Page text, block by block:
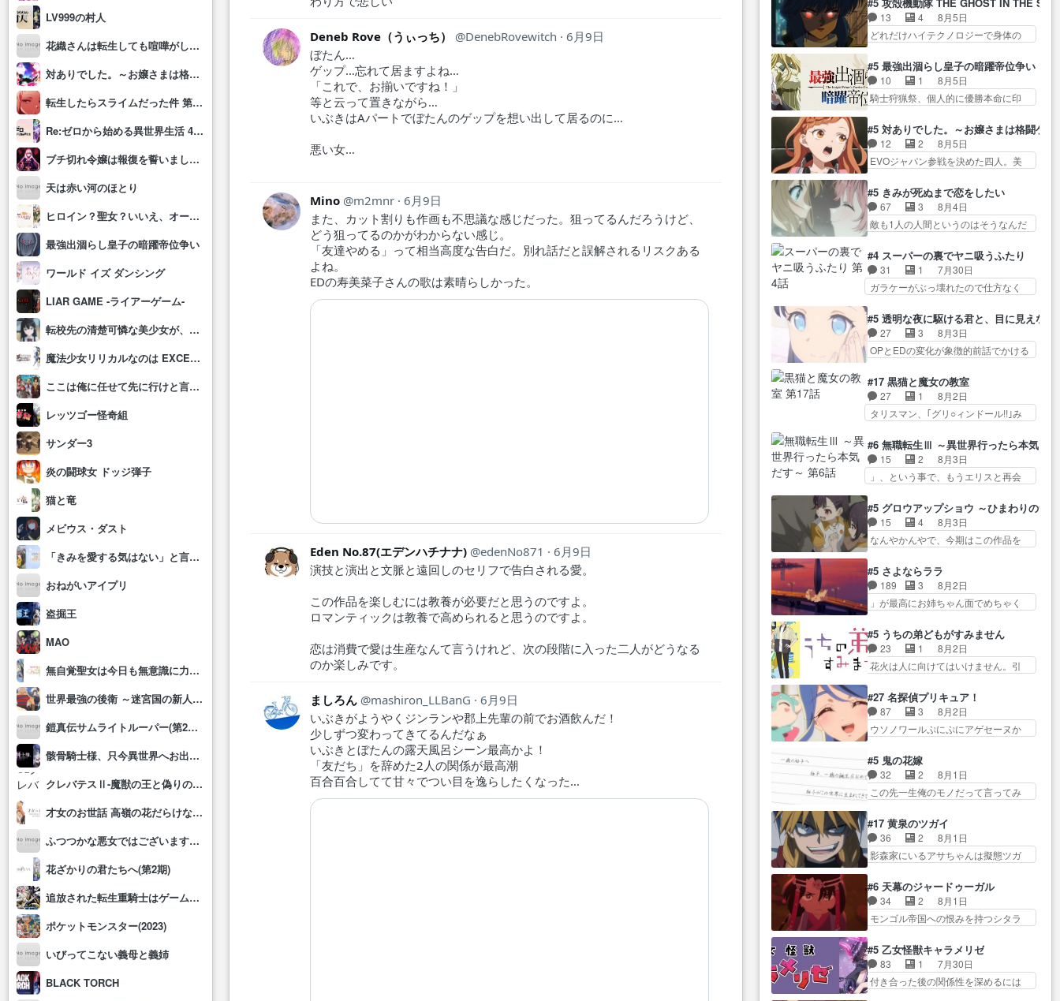
LV999の村人
花織さんは転生しても喧嘩がしたい
対ありでした。～お嬢さまは格闘ゲームなんてしない～
転生したらスライムだった件 第4期
Re:ゼロから始める異世界生活 4th season
ブチ切れ令嬢は報復を誓いました。 ～魔導書の力で祖国を叩き潰します～
天は赤い河のほとり
ヒロイン？聖女？いいえ、オールワークスメイドです(誇)！
最強出涸らし皇子の暗躍帝位争い
ワールド イズ ダンシング
LIAR GAME -ライアーゲーム-
転校先の清楚可憐な美少女が、昔男子と思って一緒に遊んだ幼馴染だった件
魔法少女リリカルなのは EXCEEDS Gun Blaze Vengeance
ここは俺に任せて先に行けと言ってから10年がたったら伝説になっていた。
レッツゴー怪奇組
サンダー3
炎の闘球女 ドッジ弾子
猫と竜
メビウス・ダスト
「きみを愛する気はない」と言った次期公爵様がなぜか溺愛してきます
おねがいアイプリ
盗掘王
MAO
無自覚聖女は今日も無意識に力を垂れ流す
世界最強の後衛 ～迷宮国の新人探索者～
鎧真伝サムライトルーパー(第2クール)
骸骨騎士様、只今異世界へお出掛け中Ⅱ
クレバテスⅡ-魔獣の王と偽りの勇者伝承-
才女のお世話 高嶺の花だらけな名門校で、学院一のお嬢様(生活能力皆無)を陰ながらお世話することになりました
ふつつかな悪女ではございますが～雛宮蝶鼠とりかえ伝～
花ざかりの君たちへ(第2期)
追放された転生重騎士はゲーム知識で無双する
ポケットモンスター(2023)
いびってこない義母と義姉
BLACK TORCH
Deneb Rove（うぃっち） DenebRovewitch
6月9日
ぼたん…
ゲップ…忘れて居ますよね…
「これで、お揃いですね！」
等と云って置きながら…
いぶきはAパートでぼたんのゲップを想い出して居るのに…
悪い女…
Mino m2mnr
6月9日
また、カット割りも作画も不思議な感じだった。狙ってるんだろうけど、
どう狙ってるのかがわからない感じ。
「友達やめる」って相当高度な告白だ。別れ話だと誤解されるリスクある
よね。
EDの寿美菜子さんの歌は素晴らしかった。
Eden No.87(エデンハチナナ) edenNo871
6月9日
演技と演出と文脈と遠回しのセリフで告白される愛。
この作品を楽しむには教養が必要だと思うのですよ。
ロマンティックは教養で高められると思うのですよ。
恋は消費で愛は生産なんて言うけれど、次の段階に入った二人がどうなる
のか楽しみです。
ましろん mashiron_LLBanG
6月9日
いぶきがようやくジンランや郡上先輩の前でお酒飲んだ！
少しずつ変わってきてるんだなぁ
いぶきとぼたんの露天風呂シーン最高かよ！
「友だち」を辞めた2人の関係が最高潮
百合百合してて甘々でつい目を逸らしたくなった…
に乗り込む事を同… 世もや替え
が利くと復活Pとは？！もう来週…
り… 先生としてのベリルが好き
だけど、今回みた… 4人だけでサ
ーベルボアを狩りに行く。野
が暴れてると聞い… ちょっと年
齢の事を言いすぎとゆーか言い
訳… ベリルの母もやはり只者じ
ゃなかったかベリ…
ーアの唯一の手駒が強すぎる笑あ
お… 私にとって完全にご褒美回
ゼー様の葉巻シー… やはりター
が… “貧乏籤百連無料ガチャ”100
連でも1回… 2期入ってから地味
だよね。ただでさえ幼女… 「餌
葉に… ゼートゥーア左遷によっ
て参謀本部の連携が… 緊張感あ
る戦闘描写とギャグ今週の『有能
な…
13 4
8月5日
どれだけハイテクノロジーで身体の
なるかと思った回想シー… フチ
コマだいぶ理性持ち始めた。この世
界の… 原作読んだのもう何年も
前なのに、覚えてる… コイルの
導… やまとん1号はどこの部分で
使うのだろう？… 日本とロシア
が絡む政治の話かつ色々な用
しまし… 前回同様『イノセン
ス』を含む押井・神山版… 第５
話「EPISODEラストの母親の気持…
#5 最強出涸らし皇子の暗躍帝位争い
10 1
8月5日
騎士狩猟祭、個人的に優勝本命に印
のが面倒な時は古代魔法… エル
ナがチートすぎる笑アルは最初から
自分… プラネット・ウィズ展開
アツいな「騎士狩猟… 麦茶どこ
ぐ… 第５話をABEMAで視聴しま
した。視聴に… 復讐に燃える吸
血鬼兄弟の弟ですいいキャラ…
皇帝… ウサギ好きそうな王女殿
下がかわいい。幼馴… ついに始
まった狩猟祭。エルナの活躍で上
位…
#5 対ありでした。～お嬢さまは格闘ゲ
12 2
8月5日
EVOジャパン参戦を決めた四人。美
いと思ってた(無くて… 見た目は
気品溢れてるのに中身は…美緒マ
マ… テーマ：格ゲー大会に行く
には？感想は、美… 大会を前に
本… 東京で開催される格ゲー大
会に参加すること… Japanに向け
て外泊届にサインをもらっ… 長
よ… 旅の支度全部やってくれる
先輩、なんだかん… 第５話をｄ
アニメストアで視聴しました。視…
#5 きみが死ぬまで恋をしたい
67 3
8月4日
敵も1人の人間というのはそうなんだ
どういう意味だろうな… ミミを
人間に戻して欲しいでも自分達が代
わ… ご視聴ありがとうございま
した見るたびに切… 誰かと思っ
方… 第５話感想：コ□した相手に
も家族や…､戦… つらい回だ……
つらすぎる……。エスタ先輩…
の関係… 確かに相手にも家族や
大切な人はいるけど、… 白シャ
ツが作業着みたいなもんなんですか
ね…
#4 スーパーの裏でヤニ吸うふたり
31 1
7月30日
ガラケーがぶっ壊れたので仕方なく
年くらいに思ってたけど… やは
り出オチ感が否めず、エピソードの
打率… 田山さんが佐々木さんに
沼っていく…こんな… 佐々木さ
じ… 佐々木がガラケーからスマ
ホに変えるって、… もうドラマ
版孤独のグルメファンコンテン
佐々木さんの優しさ… 先行で見
た時より2人のやり取りに癒しを
感… ABEMA版の7〜8話佐々木が
実年齢以上…
#5 透明な夜に駆ける君と、目に見えない
27 3
8月3日
OPとEDの変化が象徴的前話でかける
った世界。どんな女… そうか、
こんな風に見えてるのかぁ。かけ
る… 完全な両片思いになりまし
たねぇ…OPとE… 余計な物は描
ん… 光も感じない完全な盲目な
んやね…おめかし… 母役に能登
さんって禁じ手使ってきたー！
て良かった本当… 股に海豚を挟
み水上バスでの会話を反芻…
恋… OPEDとも無人バージョンか
ら主人公２人…
#17 黒猫と魔女の教室
27 1
8月2日
タリスマン、｢グリ○ィンドール!!｣み
で力を合わせて倒… アリアはホ
ントスピカが大好きだよね。ツ
ン… 一等級ポテンシャルのアリ
アちゃん可愛くて… そういや、
… とうとうアリアと直接競う場
がきたこれまで… 毎度ながらの
スピカの顔面芸推しのハナち
味ダダ漏れで好き… 期末試験が
始まろうとしておりスピカは対
策… 能力鑑定胸像タリスマン氏
容姿も評価してし…
#6 無職転生Ⅲ ～異世界行ったら本気だ
15 2
8月3日
」、という事で、もうエリスと再会
てルーデウスの成長が確… 人間
関係の清算が粛々と進められている
サラ… サラとの関係に対して完
全に「昔の女」とし… ルーシー
微… サラとは会ってほしいちゃ
んとした別れ方し… サラは未練0
だと言っていたけど人の気持
モヤする別れ方だ… 役で出演さ
せていただきました！よろしく
お… 毎クールメインヒロインを
好きになっちゃう…
#5 グロウアップショウ ～ひまわりのサ
15 4
8月3日
なんやかんやで、今期はこの作品を
減らない(^_^;サ… 葵ちゃん可愛
すぎるな楠木ともりちゃんの
ね… デフォルメされた表情が特
に多かったのが印… 葵＆茜の回
ひ… 互いが互いのことを想って
いるのにすれ違っ… 第５話をｄ
アニメストアで視聴しました。
練習したい〟と言… 本当この作
品は「キャラ」を活かすのがう
ま… みずかちゃんの介入で双子
の仲にヒビが………
#5 さよならララ
189 3
8月2日
」が最高にお姉ちゃん面でめちゃく
ラスの弁償は求められた… 逡巡
を振り切ってみんなに謝ったララの
思い… 仕事に馴染めない辺り観
ていて苦しいところ… ララちゃ
い… ララと茉里とで初のアルバ
イト。七転八倒し… 労働するプ
リンセスえらい。プリンセスの
べて、帰りにカメ… ララが働く
事でのてんやわんや。働いて大
変… 地道に働き人と関わる日々
の中に愛を見いだ…
#5 うちの弟どもがすみません
23 1
8月2日
花火は人に向けてはいけません。引
たことなかったっけ！1… ってお
名前を見たんだけどあの中村大樹さ
ん… 糸ちゃんカッケー、色んな
意味でwゲームが… 姉から性的興
わ… テーマ：引きこもりの理由
感想は、久しぶり… 元ゲーマー
なので、はちゃめちゃ楽しく作
おかしいね(*´… 糸と源ははよ好
きおうとると言わんかい！引…
ショウくんと対等に話すためにゲー
ムをする…
#27 名探偵プリキュア！
87 3
8月2日
ウソノワールぷにぷにアゲセーヌか
争奪戦をやったと。… 記憶を取
り戻し正式に探偵事務所で働き始
め… ポワロ、元ネタを解説して
原作に誘導するの… くれあさん
ょ… ・急にクイズ番組が始まっ
たw・妖精ウソノ… るるかの助手
だった？今回が初めての探偵
レアさん探偵すぎ… 突然のポア
ロクイズは草なんよ。んで、あ
ん… 今回からついにくれあが探
偵事務所の仲間に…
#5 鬼の花嫁
32 2
8月1日
この先一生俺のモノだって言ってみ
ゼント………とは思っ… 玲夜さ
ん柚子に18年分の誕生日プレゼン
ト… 柚子は鬼龍院家から初めて
学校に通う事にな… プレゼント
レ… 玲夜さまサプライズの、こ
れまでの柚子ちゃ… 玲夜から柚
子へ17年分の誕生日&を未来に…
な… 梅原の人が18歳になるまで
の誕生プレゼン… なよなよした
男（cv石田彰）梅ちゃんがた…
#17 黄泉のツガイ
36 2
8月1日
影森家にいるアサちゃんは擬態ツガ
や気持ちを汲んで熱くな… 屋敷
にアサはいなかった逆にガブちゃん
はい… 影森の当主が際限なくツ
ガイを増やせるのに… 今回はも
怒… ユルと戦った時から伏線が
張られていたのが… しかしアサ
は、兄様に会いたいbotだと思…
#6 天幕のジャードゥーガル
34 2
8月1日
モンゴル帝国への恨みを持つシタラ
るのだけどいつの間にか… オゴ
タイの妃になってもその心は晴れ
ず、モ… ドレゲネの過去、宝石
だった彼女が人になり… ドレゲ
#5 乙女怪獣キャラメリゼ
83 1
7月30日
付き合った後の関係性を深めるには